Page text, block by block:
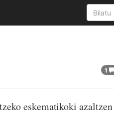
1
eskematikoki azaltzen